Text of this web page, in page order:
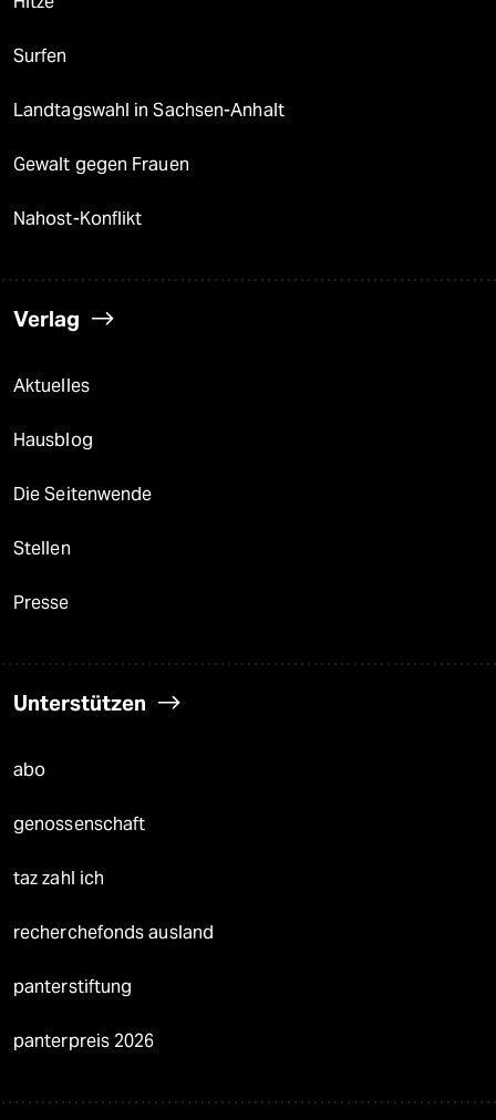
Surfen
Landtagswahl in Sachsen-Anhalt
Gewalt gegen Frauen
Nahost-Konflikt
Verlag
Aktuelles
Hausblog
Die Seitenwende
Stellen
Presse
Unterstützen
abo
genossenschaft
taz zahl ich
recherchefonds ausland
panterstiftung
panterpreis 2026